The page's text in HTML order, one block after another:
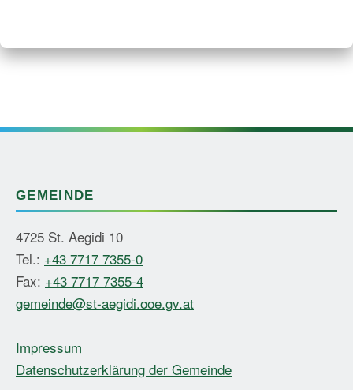
GEMEINDE
4725 St. Aegidi 10
Tel.: +43 7717 7355-0
Fax: +43 7717 7355-4
gemeinde@st-aegidi.ooe.gv.at
Impressum
Datenschutzerklärung der Gemeinde